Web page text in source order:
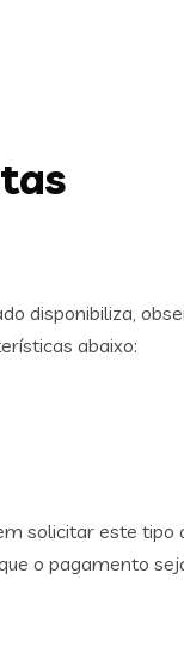
disponibiliza,
abaixo:
solicitar este
o pagamento